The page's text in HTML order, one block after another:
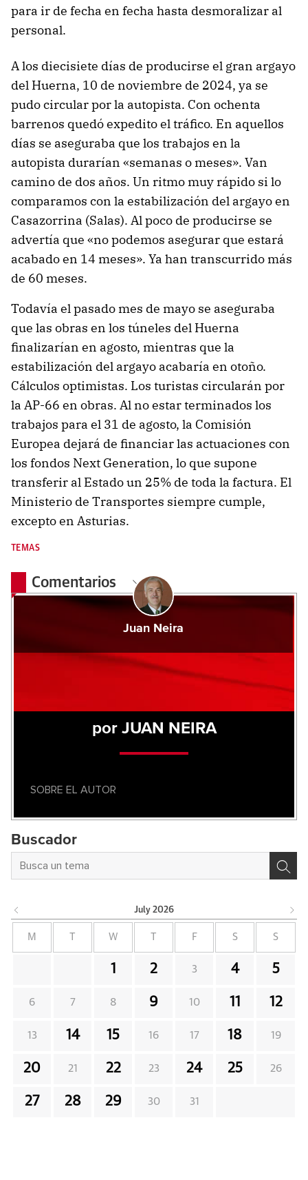
para ir de fecha en fecha hasta desmoralizar al
personal.
A los diecisiete días de producirse el gran argayo
del Huerna, 10 de noviembre de 2024, ya se
pudo circular por la autopista. Con ochenta
barrenos quedó expedito el tráfico. En aquellos
días se aseguraba que los trabajos en la
autopista durarían «semanas o meses». Van
camino de dos años. Un ritmo muy rápido si lo
comparamos con la estabilización del argayo en
Casazorrina (Salas). Al poco de producirse se
advertía que «no podemos asegurar que estará
acabado en 14 meses». Ya han transcurrido más
de 60 meses.
Todavía el pasado mes de mayo se aseguraba
que las obras en los túneles del Huerna
finalizarían en agosto, mientras que la
estabilización del argayo acabaría en otoño.
Cálculos optimistas. Los turistas circularán por
la AP-66 en obras. Al no estar terminados los
trabajos para el 31 de agosto, la Comisión
Europea dejará de financiar las actuaciones con
los fondos Next Generation, lo que supone
transferir al Estado un 25% de toda la factura. El
Ministerio de Transportes siempre cumple,
excepto en Asturias.
TEMAS
Comentarios
Juan Neira
por JUAN NEIRA
SOBRE EL AUTOR
Buscador
July 2026
M W F S S
1 2 3 4 5
6 7 8 9 10 11 12
13 14 15 16 17 18 19
20 21 22 23 24 25 26
27 28 29 30 31